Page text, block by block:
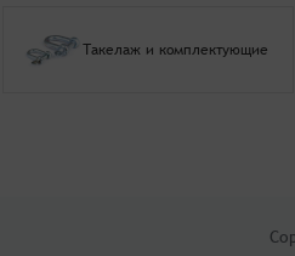
Такелаж и комплектующие